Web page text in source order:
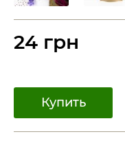
24 грн
Купить